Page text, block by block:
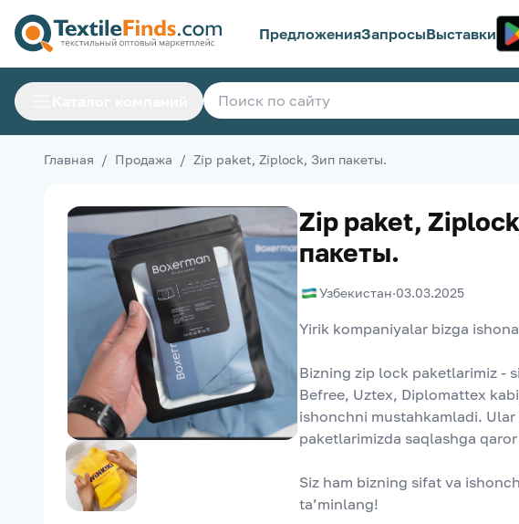
ПредложенияЗапросыВыставки
Главная / Продажа / Zip paket, Ziplock, Зип пакеты.
Zip paket,
пакеты.
Узбекистан·03.03.2025
Yirik kompaniyalar bizga
Bizning zip lock paketlarimiz -
Befree, Uztex, Diplomattex
ishonchni mustahkamladi.
paketlarimizda saqlashga
Siz ham bizning sifat va
ta’minlang!